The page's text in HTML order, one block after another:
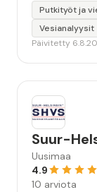
Putkityöt ja
Vesianalyysit
Päivitetty
Suur-
Uusimaa
4.9
10 arviota